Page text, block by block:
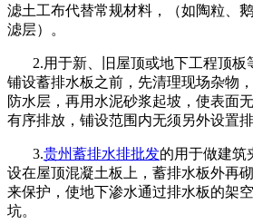
滤土工布代替常规材料，（如陶粒、
滤层）。
2.用于新、旧屋顶或地下工程顶板
铺设蓄排水板之前，先清理现场杂物
防水层，再用水泥砂浆起坡，使表面
有序排放，铺设范围内无须另外设置排
3.贵州蓄排水排批发的用于做建筑
设在屋顶混凝土板上，蓄排水板外再
来保护，使地下渗水通过排水板的架
坑。